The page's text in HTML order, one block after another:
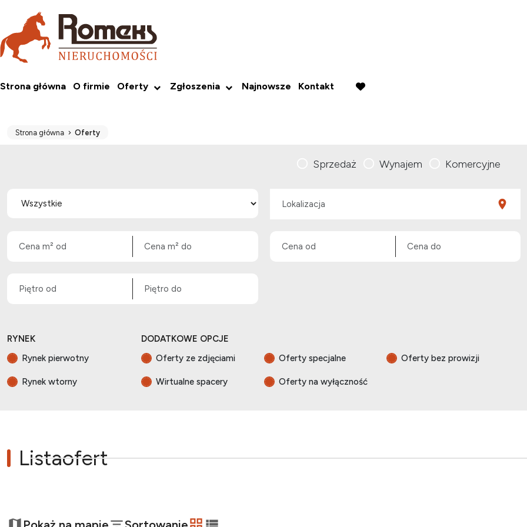
Strona główna O firmie Oferty Zgłoszenia Najnowsze Kontakt
favorite
Strona główna Oferty
Sprzedaż Wynajem Komercyjne
RYNEK
Rynek pierwotny
Rynek wtorny
DODATKOWE OPCJE
Oferty ze zdjęciami
Oferty specjalne Oferty bez prowizji
Wirtualne spacery Oferty na wyłączność
Listaofert